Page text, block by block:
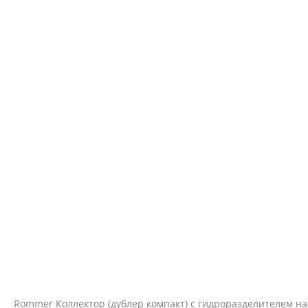
Rommer Коллектор (дублер компакт) с гидроразделителем